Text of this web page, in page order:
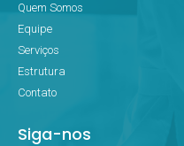
Quem Somos
Equipe
Serviços
Estrutura
Contato
Siga-nos